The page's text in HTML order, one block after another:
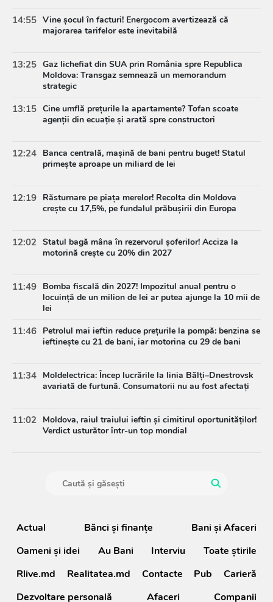
14:55 Vine șocul în facturi! Energocom avertizează că
majorarea tarifelor este inevitabilă
13:25 Gaz lichefiat din SUA prin România spre Republica
Moldova: Transgaz semnează un memorandum
strategic
13:15 Cine umflă prețurile la apartamente? Tofan scoate
agenții din ecuație și arată spre constructori
12:24 Banca centrală, mașină de bani pentru buget! Statul
primește aproape un miliard de lei
12:19 Răsturnare pe piața merelor! Recolta din Moldova
crește cu 17,5%, pe fundalul prăbușirii din Europa
12:02 Statul bagă mâna în rezervorul șoferilor! Acciza la
motorină crește cu 20% din 2027
11:49 Bomba fiscală din 2027! Impozitul anual pentru o
locuință de un milion de lei ar putea ajunge la 10 mii de
lei
11:46 Petrolul mai ieftin reduce prețurile la pompă: benzina se
ieftinește cu 21 de bani, iar motorina cu 29 de bani
11:34 Moldelectrica: Încep lucrările la linia Bălți–Dnestrovsk
avariată de furtună. Consumatorii nu au fost afectați
11:02 Moldova, raiul traiului ieftin și cimitirul oportunităților!
Verdict usturător într-un top mondial
Actual Bănci şi finanţe
Bani și Afaceri
Oameni şi idei
Au Bani Interviu
Toate știrile
Rlive.md
Realitatea.md Contacte Pub
Carieră
Dezvoltare personală
Afaceri Companii